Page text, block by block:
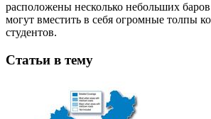
расположены несколько небольших
могут вместить в себя огромные толпы
студентов.
Статьи в тему